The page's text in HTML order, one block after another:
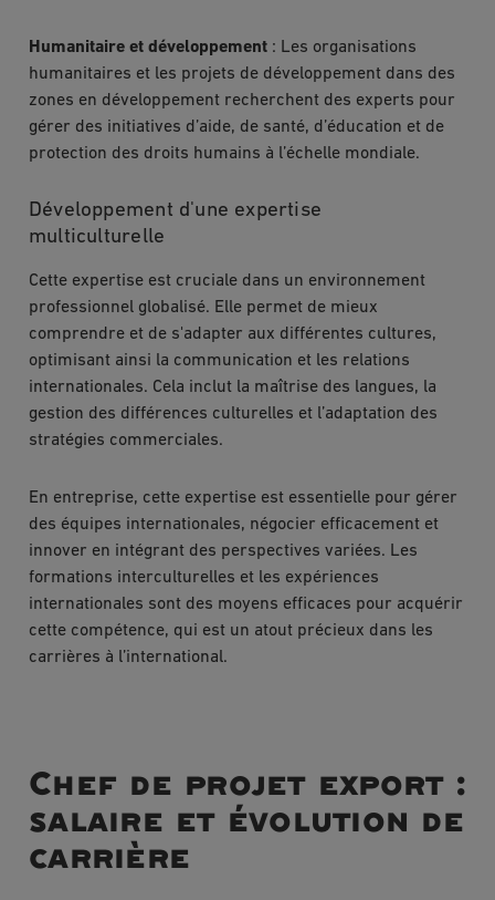
Humanitaire et développement : Les organisations
humanitaires et les projets de développement dans des
zones en développement recherchent des experts pour
gérer des initiatives d’aide, de santé, d’éducation et de
protection des droits humains à l’échelle mondiale.
Développement d'une expertise
multiculturelle
Cette expertise est cruciale dans un environnement
professionnel globalisé. Elle permet de mieux
comprendre et de s'adapter aux différentes cultures,
optimisant ainsi la communication et les relations
internationales. Cela inclut la maîtrise des langues, la
gestion des différences culturelles et l’adaptation des
stratégies commerciales.
En entreprise, cette expertise est essentielle pour gérer
des équipes internationales, négocier efficacement et
innover en intégrant des perspectives variées. Les
formations interculturelles et les expériences
internationales sont des moyens efficaces pour acquérir
cette compétence, qui est un atout précieux dans les
carrières à l’international.
Chef de projet export :
salaire et évolution de
carrière